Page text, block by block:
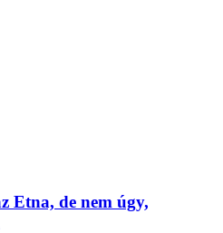
Etna, de nem úgy,